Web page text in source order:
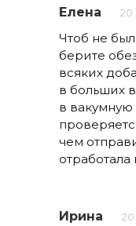
Елена
Чтоб не
берите
всяких
в больших
в
чем
Ирина